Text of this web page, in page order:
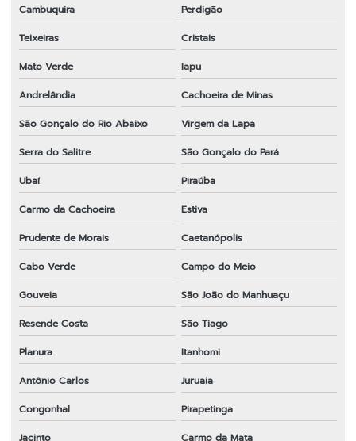
Cambuquira
Perdigão
Teixeiras
Cristais
Mato Verde
Iapu
Andrelândia
Cachoeira de Minas
São Gonçalo do Rio Abaixo
Virgem da Lapa
Serra do Salitre
São Gonçalo do Pará
Ubaí
Piraúba
Carmo da Cachoeira
Estiva
Prudente de Morais
Caetanópolis
Cabo Verde
Campo do Meio
Gouveia
São João do Manhuaçu
Resende Costa
São Tiago
Planura
Itanhomi
Antônio Carlos
Juruaia
Congonhal
Pirapetinga
Jacinto
Carmo da Mata